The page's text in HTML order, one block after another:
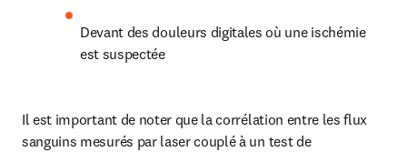
Devant des douleurs digitales où une ischémie
est suspectée
Il est important de noter que la corrélation entre les flux
sanguins mesurés par laser couplé à un test de